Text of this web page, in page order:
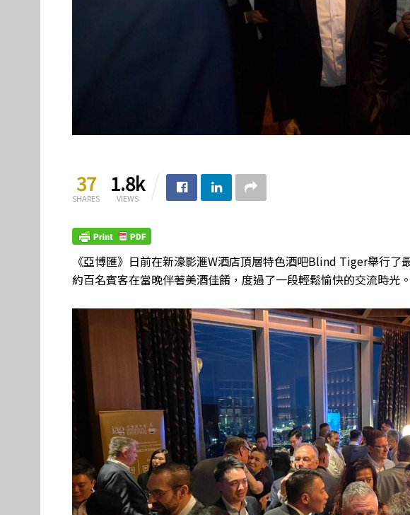
37
SHARES
1.8k
VIEWS
《亞博匯》日前在新濠影滙W酒店頂層特色酒吧Blind Tiger舉行了
約百名賓客在當晚伴著美酒佳餚，度過了一段輕鬆愉快的交流時光。